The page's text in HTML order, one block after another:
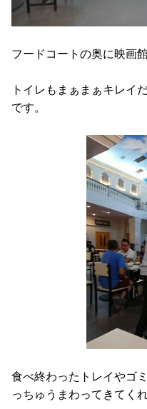
フードコートの奥に映画
トイレもまぁまぁキレイ
です。
食べ終わったトレイやゴ
っちゅうまわってきてくれ